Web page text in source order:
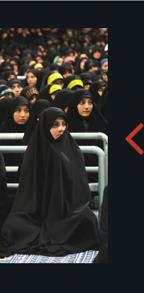
Великого Лидера
и
Скачать альбом: